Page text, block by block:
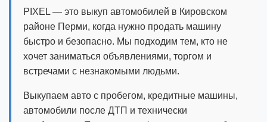
PIXEL — это выкуп автомобилей в Кировском
районе Перми, когда нужно продать машину
быстро и безопасно. Мы подходим тем, кто не
хочет заниматься объявлениями, торгом и
встречами с незнакомыми людьми.
Выкупаем авто с пробегом, кредитные машины,
автомобили после ДТП и технически